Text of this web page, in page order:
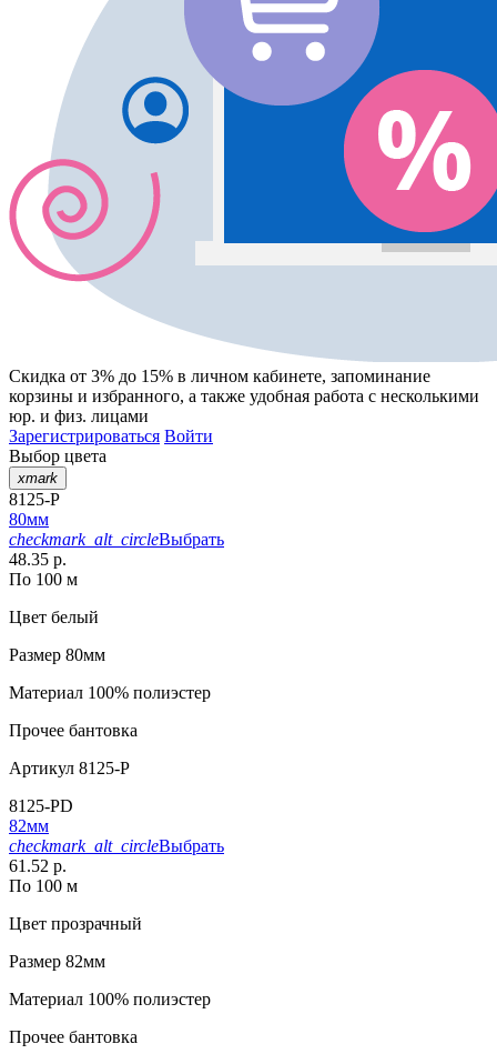
Скидка от 3% до 15% в личном кабинете, запоминание
корзины и избранного, а также удобная работа с несколькими
юр. и физ. лицами
Зарегистрироваться Войти
Выбор цвета
xmark
8125-P
80мм
checkmark_alt_circleВыбрать
48.35 р.
По 100 м
Цвет белый
Размер 80мм
Материал 100% полиэстер
Прочее бантовка
Артикул 8125-P
8125-PD
82мм
checkmark_alt_circleВыбрать
61.52 р.
По 100 м
Цвет прозрачный
Размер 82мм
Материал 100% полиэстер
Прочее бантовка